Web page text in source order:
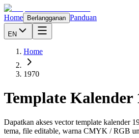
Home Berlangganan Panduan
EN
Home
1970
Template Kalender
Dapatkan akses vector template kalender
tema, file editable, warna CMYK / RGB